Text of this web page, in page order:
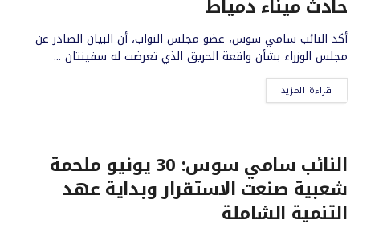
حادث ميناء دمياط
أكد النائب سامي سوس، عضو مجلس النواب، أن البيان الصادر عن
مجلس الوزراء بشأن واقعة الحريق الذي تعرضت له سفينتان ...
قراءة المزيد
النائب سامي سوس: 30 يونيو ملحمة
شعبية صنعت الاستقرار وبداية عهد
التنمية الشاملة